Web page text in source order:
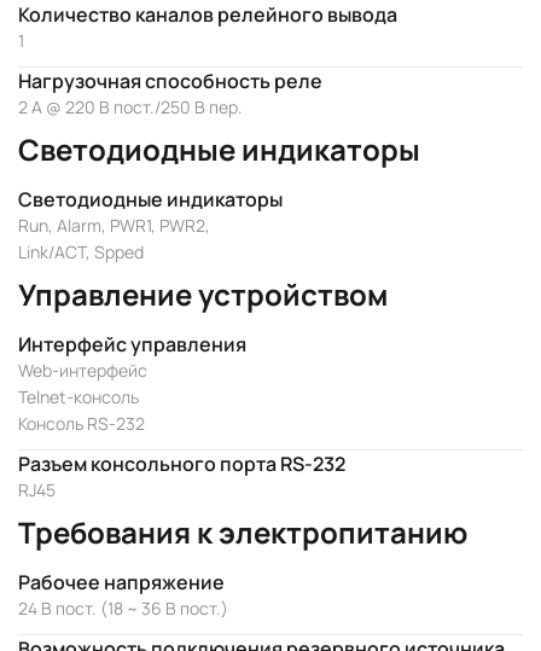
Количество каналов релейного вывода
1
Нагрузочная способность реле
2 А @ 220 В пост./250 В пер.
Светодиодные индикаторы
Светодиодные индикаторы
Run, Alarm, PWR1, PWR2,
Link/ACT, Spped
Управление устройством
Интерфейс управления
Web-интерфейс
Telnet-консоль
Консоль RS-232
Разъем консольного порта RS-232
RJ45
Требования к электропитанию
Рабочее напряжение
24 В пост. (18 ~ 36 В пост.)